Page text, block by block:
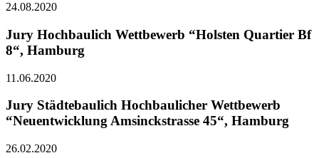
24.08.2020
Jury Hochbaulich Wettbewerb “Holsten Quartier Bf
8“, Hamburg
11.06.2020
Jury Städtebaulich Hochbaulicher Wettbewerb
“Neuentwicklung Amsinckstrasse 45“, Hamburg
26.02.2020